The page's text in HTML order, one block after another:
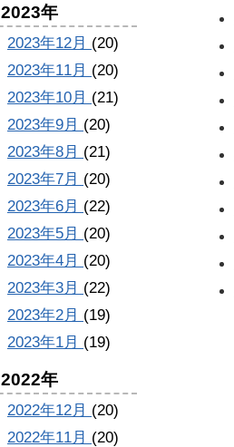
2023年
2023年12月 (20)
2023年11月 (20)
2023年10月 (21)
2023年9月 (20)
2023年8月 (21)
2023年7月 (20)
2023年6月 (22)
2023年5月 (20)
2023年4月 (20)
2023年3月 (22)
2023年2月 (19)
2023年1月 (19)
2022年
2022年12月 (20)
2022年11月 (20)